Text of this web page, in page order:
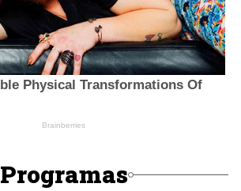
Programas